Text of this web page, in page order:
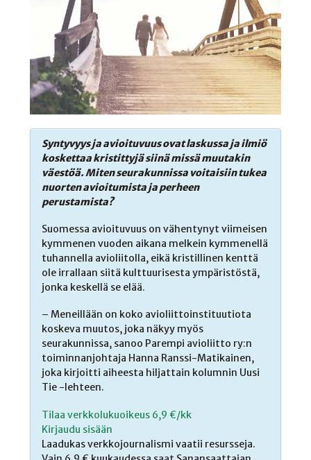
Syntyvyys ja avioituvuus ovat laskussa ja ilmiö
koskettaa kristittyjä siinä missä muutakin
väestöä. Miten seurakunnissa voitaisiin tukea
nuorten avioitumista ja perheen
perustamista?
Suomessa avioituvuus on vähentynyt viimeisen
kymmenen vuoden aikana melkein kymmenellä
tuhannella avioliitolla, eikä kristillinen kenttä
ole irrallaan siitä kulttuurisesta ympäristöstä,
jonka keskellä se elää.
– Meneillään on koko avioliittoinstituutiota
koskeva muutos, joka näkyy myös
seurakunnissa, sanoo Parempi avioliitto ry:n
toiminnanjohtaja Hanna Ranssi-Matikainen,
joka kirjoitti aiheesta hiljattain kolumnin Uusi
Tie -lehteen.
Tilaa verkkolukuoikeus 6,9 €/kk
Kirjaudu sisään
Laadukas verkkojournalismi vaatii resursseja.